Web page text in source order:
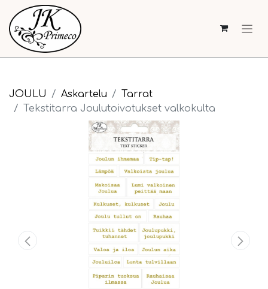
JOULU Askartelu
Tarrat
Tekstitarra Joulutoivotukset valkokulta